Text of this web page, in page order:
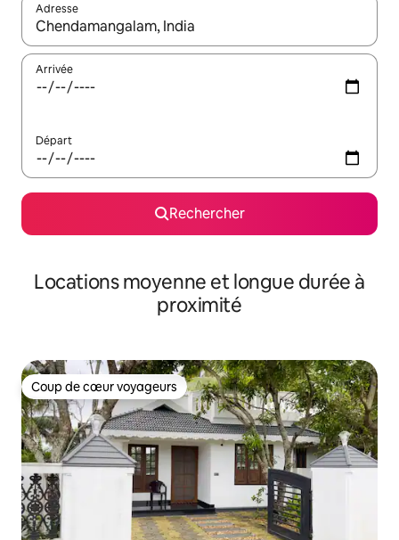
Adresse
Lorsque les résultats s'affichent, utilisez les flèches vers le
Arrivée
Départ
Rechercher
Locations moyenne et longue durée à
proximité
Coup de cœur voyageurs
Coup de cœur voyageurs